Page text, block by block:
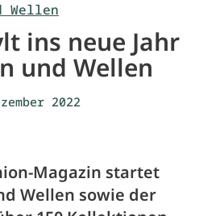
Wellen
ins neue Jahr
und Wellen
2022
Magazin startet
Wellen sowie der